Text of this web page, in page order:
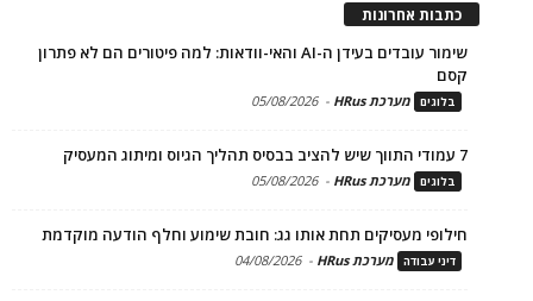
כתבות אחרונות
שימור עובדים בעידן ה-AI והאי-וודאות: למה פיטורים הם לא פתרון
קסם
בלוגים מערכת HRus -
05/08/2026
7 עמודי התווך שיש להציב בבסיס תהליך הגיוס ומיתוג המעסיק
בלוגים מערכת HRus -
05/08/2026
חילופי מעסיקים תחת אותו גג: חובת שימוע וחלף הודעה מוקדמת
דיני עבודה מערכת HRus -
04/08/2026